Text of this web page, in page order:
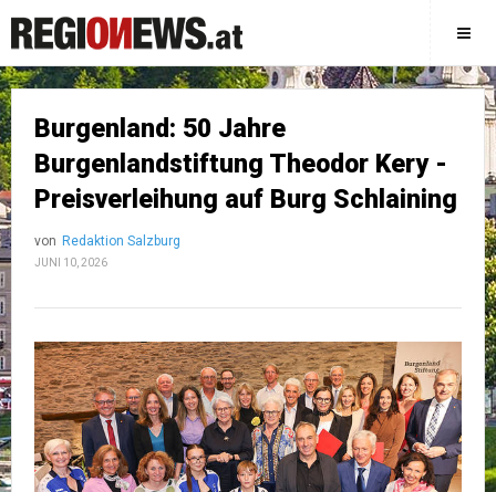
Burgenland: 50 Jahre
Burgenlandstiftung Theodor Kery -
Preisverleihung auf Burg Schlaining
von Redaktion Salzburg
JUNI 10, 2026